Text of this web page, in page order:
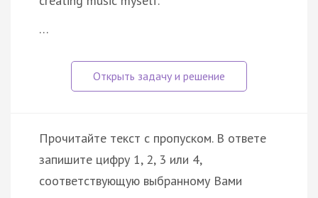
…
Прочитайте текст с пропуском. В ответе
запишите цифру 1, 2, 3 или 4,
соответствующую выбранному Вами